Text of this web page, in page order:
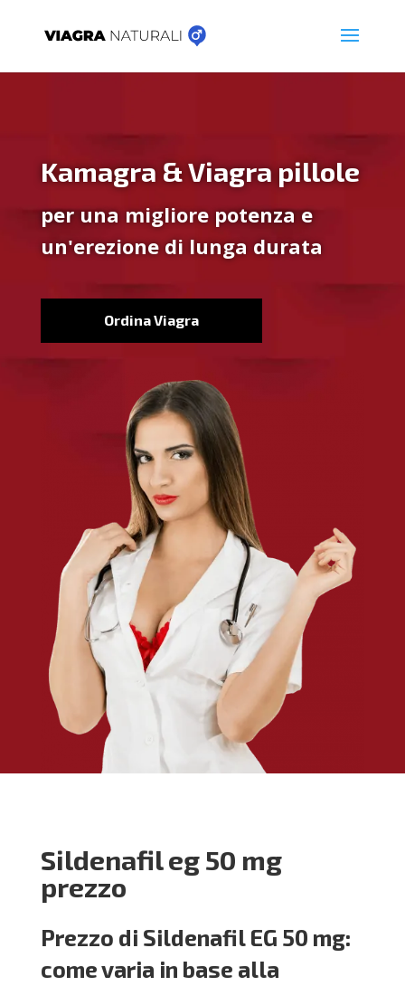
Kamagra & Viagra pillole
per una migliore potenza e
un'erezione di lunga durata
Ordina Viagra
Sildenafil eg 50 mg
prezzo
Prezzo di Sildenafil EG 50 mg:
come varia in base alla